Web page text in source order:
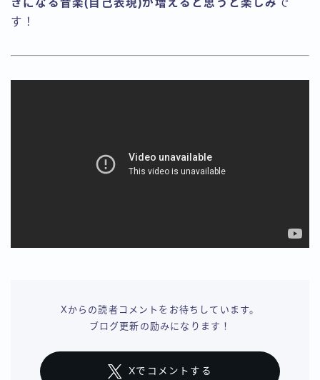
す！
Xからの読者コメントをお待ちしています。
ブログ更新の励みになります！
Xでコメントする